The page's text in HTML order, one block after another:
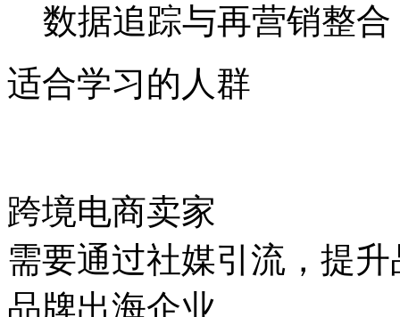
数据追踪与再营销整合
适合学习的人群
跨境电商卖家
需要通过社媒引流，提
品牌出海企业